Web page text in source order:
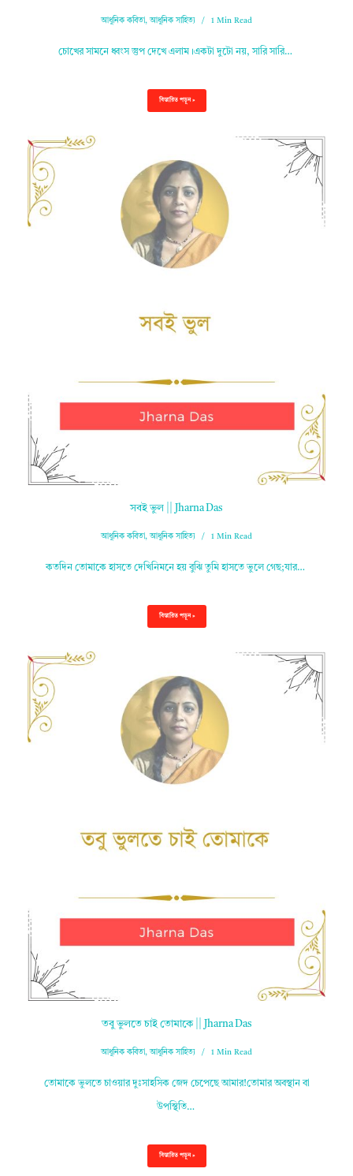
আধুনিক কবিতা,আধুনিক সাহিত্য 1 Min Read
চোখের সামনে ধ্বংস স্তুপ দেখে এলাম।একটা দুটো নয়, সারি সারি…
বিস্তারিত পড়ুন »
সবই ভুল || Jharna Das
আধুনিক কবিতা,আধুনিক সাহিত্য 1 Min Read
কতদিন তোমাকে হাসতে দেখিনিমনে হয় বুঝি তুমি হাসতে ভুলে গেছ;যার…
বিস্তারিত পড়ুন »
তবু ভুলতে চাই তোমাকে || Jharna Das
আধুনিক কবিতা,আধুনিক সাহিত্য 1 Min Read
তোমাকে ভুলতে চাওয়ার দুঃসাহসিক জেদ চেপেছে আমার!তোমার অবস্থান বা
উপস্থিতি…
বিস্তারিত পড়ুন »